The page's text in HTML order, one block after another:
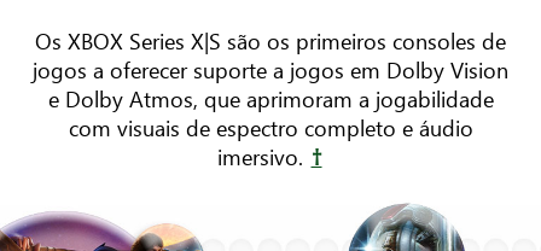
de
uma
TV.
Ondas
sonoras
Os XBOX Series X|S são os primeiros consoles de
jogos a oferecer suporte a jogos em Dolby Vision
e Dolby Atmos, que aprimoram a jogabilidade
com visuais de espectro completo e áudio
imersivo. †